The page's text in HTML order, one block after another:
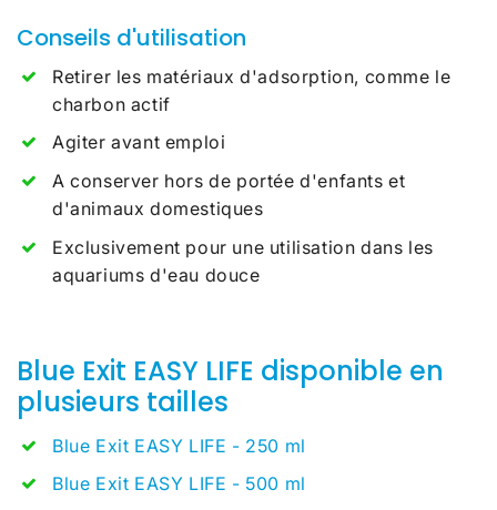
Conseils d'utilisation
Retirer les matériaux d'adsorption, comme le
charbon actif
Agiter avant emploi
A conserver hors de portée d'enfants et
d'animaux domestiques
Exclusivement pour une utilisation dans les
aquariums d'eau douce
Blue Exit EASY LIFE disponible en
plusieurs tailles
Blue Exit EASY LIFE - 250 ml
Blue Exit EASY LIFE - 500 ml